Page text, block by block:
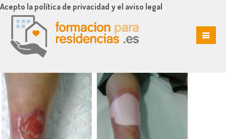
Acepto la política de privacidad y el aviso legal